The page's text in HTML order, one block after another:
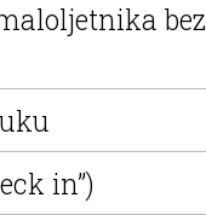
bez
in”)